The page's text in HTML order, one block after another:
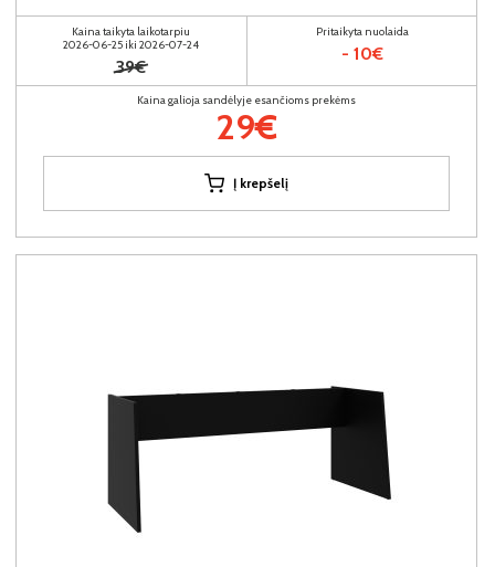
Kaina taikyta laikotarpiu
2026-06-25 iki 2026-07-24
39€
Pritaikyta nuolaida
- 10€
Kaina galioja sandėlyje esančioms prekėms
29€
Į krepšelį